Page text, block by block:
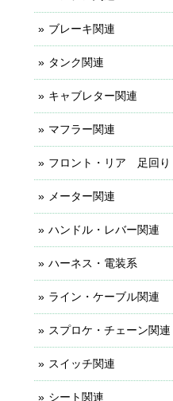
ブレーキ関連
タンク関連
キャブレター関連
マフラー関連
フロント・リア 足回り
メーター関連
ハンドル・レバー関連
ハーネス・電装系
ライン・ケーブル関連
スプロケ・チェーン関連
スイッチ関連
シート関連